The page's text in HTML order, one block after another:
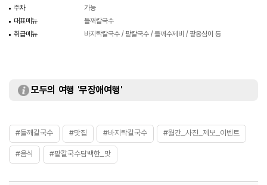
주차
가능
대표메뉴
들깨칼국수
취급메뉴
바지락칼국수 / 팥칼국수 / 들깨수제비 / 팥옹심이 등
모두의 여행 '무장애여행'
#들깨칼국수 #맛집 #바지락칼국수 #월간_사진_제보_이벤트
#음식 #팥칼국수담백한_맛